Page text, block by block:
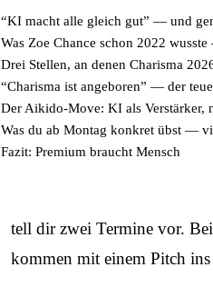
“KI macht alle gleich gut” — und
Was Zoe Chance schon 2022
Drei Stellen, an denen Charisma
“Charisma ist angeboren” — der
Der Aikido-Move: KI als Verstärker,
Was du ab Montag konkret übst —
Fazit: Premium braucht Mensch
tell dir zwei Termine vor.
kommen mit einem Pitch